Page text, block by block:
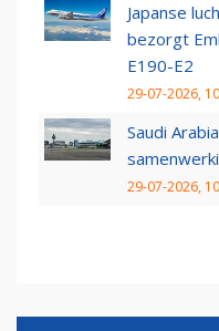
Japanse
bezorgt
E190-E2
29-07-2026,
Saudi
29-07-2026,